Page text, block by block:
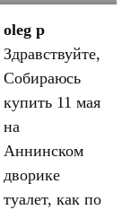
oleg p
Здравствуйте,
Собираюсь
купить 11 мая
на
Аннинском
дворике
туалет, как по